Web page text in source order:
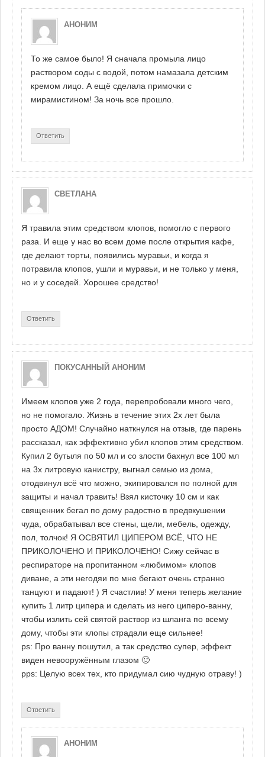
АНОНИМ
То же самое было! Я сначала промыла лицо
раствором соды с водой, потом намазала детским
кремом лицо. А ещё сделала примочки с
мирамистином! За ночь все прошло.
Ответить
СВЕТЛАНА
Я травила этим средством клопов, помогло с первого
раза. И еще у нас во всем доме после открытия кафе,
где делают торты, появились муравьи, и когда я
потравила клопов, ушли и муравьи, и не только у меня,
но и у соседей. Хорошее средство!
Ответить
ПОКУСАННЫЙ АНОНИМ
Имеем клопов уже 2 года, перепробовали много чего,
но не помогало. Жизнь в течение этих 2х лет была
просто АДОМ! Случайно наткнулся на отзыв, где парень
рассказал, как эффективно убил клопов этим средством.
Купил 2 бутыля по 50 мл и со злости бахнул все 100 мл
на 3х литровую канистру, выгнал семью из дома,
отодвинул всё что можно, экипировался по полной для
защиты и начал травить! Взял кисточку 10 см и как
священник бегал по дому радостно в предвкушении
чуда, обрабатывал все стены, щели, мебель, одежду,
пол, толчок! Я ОСВЯТИЛ ЦИПЕРОМ ВСЁ, ЧТО НЕ
ПРИКОЛОЧЕНО И ПРИКОЛОЧЕНО! Сижу сейчас в
респираторе на пропитанном «любимом» клопов
диване, а эти негодяи по мне бегают очень странно
танцуют и падают! ) Я счастлив! У меня теперь желание
купить 1 литр ципера и сделать из него циперо-ванну,
чтобы излить сей святой раствор из шланга по всему
дому, чтобы эти клопы страдали еще сильнее!
ps: Про ванну пошутил, а так средство супер, эффект
виден невооружённым глазом 🙂
pps: Целую всех тех, кто придумал сию чудную отраву! )
Ответить
АНОНИМ